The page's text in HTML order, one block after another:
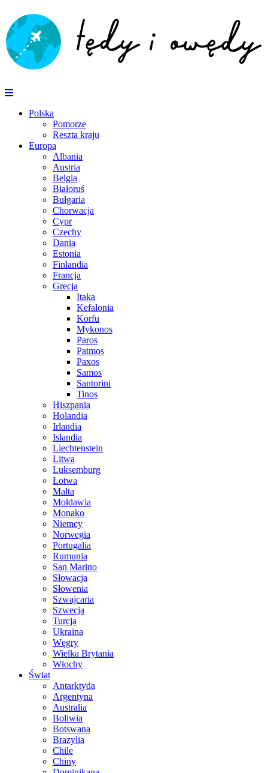
Polska
Pomorze
Reszta kraju
Europa
Albania
Austria
Belgia
Białoruś
Bułgaria
Chorwacja
Cypr
Czechy
Dania
Estonia
Finlandia
Francja
Grecja
Itaka
Kefalonia
Korfu
Mykonos
Paros
Patmos
Paxos
Samos
Santorini
Tinos
Hiszpania
Holandia
Irlandia
Islandia
Liechtenstein
Litwa
Luksemburg
Łotwa
Malta
Mołdawia
Monako
Niemcy
Norwegia
Portugalia
Rumunia
San Marino
Słowacja
Słowenia
Szwajcaria
Szwecja
Turcja
Ukraina
Węgry
Wielka Brytania
Włochy
Świat
Antarktyda
Argentyna
Australia
Boliwia
Botswana
Brazylia
Chile
Chiny